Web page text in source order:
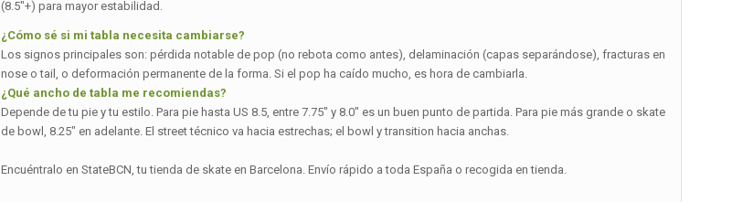
(8.5″+) para mayor estabilidad.
¿Cómo sé si mi tabla necesita cambiarse?
Los signos principales son: pérdida notable de pop (no rebota como antes), delaminación (capas separándose), fracturas en
nose o tail, o deformación permanente de la forma. Si el pop ha caído mucho, es hora de cambiarla.
¿Qué ancho de tabla me recomiendas?
Depende de tu pie y tu estilo. Para pie hasta US 8.5, entre 7.75″ y 8.0″ es un buen punto de partida. Para pie más grande o skate
de bowl, 8.25″ en adelante. El street técnico va hacia estrechas; el bowl y transition hacia anchas.
Encuéntralo en StateBCN, tu tienda de skate en Barcelona. Envío rápido a toda España o recogida en tienda.